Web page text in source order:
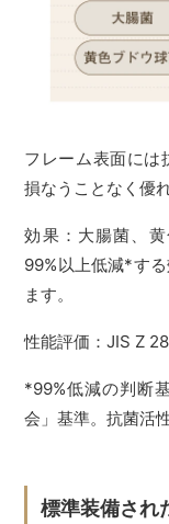
フレーム表面には
損なうことなく優
効果：大腸菌、
99%以上低減*す
ます。
性能評価：JIS Z
*99%低減の判断
会」基準。抗菌活
標準装備され